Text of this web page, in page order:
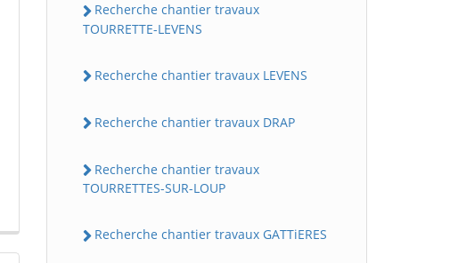
Recherche chantier travaux
TOURRETTE-LEVENS
Recherche chantier travaux LEVENS
Recherche chantier travaux DRAP
Recherche chantier travaux
TOURRETTES-SUR-LOUP
Recherche chantier travaux GATTiERES